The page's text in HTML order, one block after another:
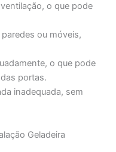
o que pode
ou móveis,
o que pode
portas.
inadequada, sem
Geladeira